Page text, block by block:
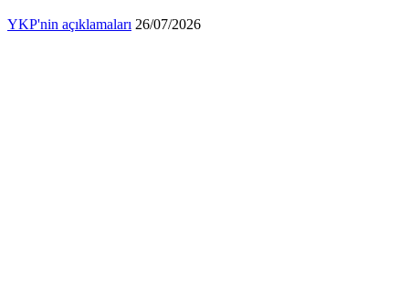
YKP'nin açıklamaları 26/07/2026